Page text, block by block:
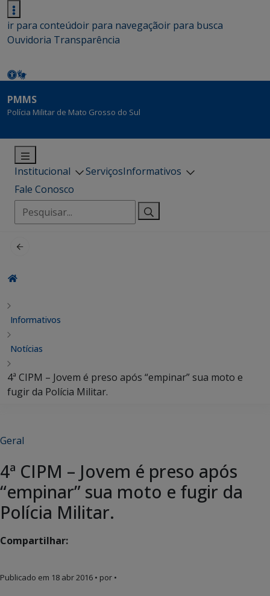
ir para conteúdoir para navegaçãoir para busca
Ouvidoria Transparência
PMMS
Polícia Militar de Mato Grosso do Sul
Institucional ServiçosInformativos
Fale Conosco
Pesquisar
por:
Informativos
Notícias
4ª CIPM – Jovem é preso após “empinar” sua moto e
fugir da Polícia Militar.
Geral
4ª CIPM – Jovem é preso após
“empinar” sua moto e fugir da
Polícia Militar.
Compartilhar:
Publicado em 18 abr 2016 • por •